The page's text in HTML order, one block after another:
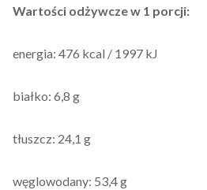
Wartości odżywcze w 1 porcji:
energia: 476 kcal / 1997 kJ
białko: 6,8 g
tłuszcz: 24,1 g
węglowodany: 53,4 g